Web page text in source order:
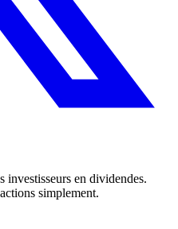
investisseurs en dividendes.
simplement.